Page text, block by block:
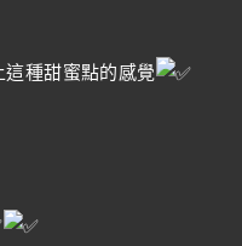
種甜蜜點的感覺